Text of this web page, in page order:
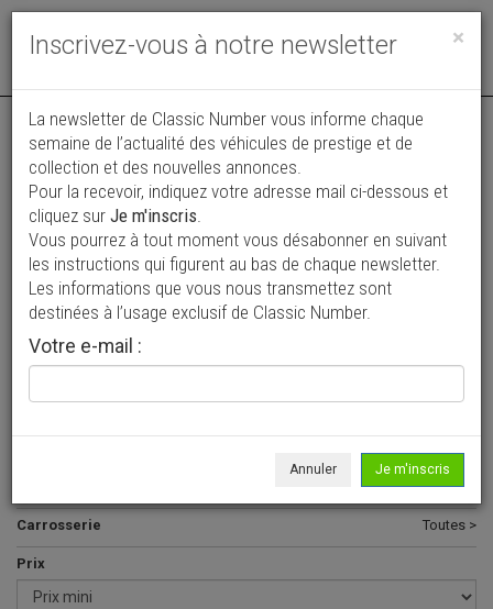
Toggle
Vos annonces vues par
plus de 4 millions de collectionneurs
Ajouter une annonce
> Rechercher un véhicule
De luxe >
Carrosserie Toutes >
Prix
×
Inscrivez-vous à notre newsletter
La newsletter de Classic Number vous informe chaque
semaine de l’actualité des véhicules de prestige et de
collection et des nouvelles annonces.
Pour la recevoir, indiquez votre adresse mail ci-dessous et
cliquez sur Je m'inscris.
Vous pourrez à tout moment vous désabonner en suivant
les instructions qui figurent au bas de chaque newsletter.
Les informations que vous nous transmettez sont
destinées à l’usage exclusif de Classic Number.
Votre e-mail :
Annuler Je m'inscris